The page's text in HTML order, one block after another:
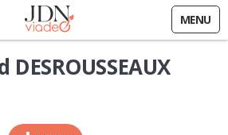
MENU